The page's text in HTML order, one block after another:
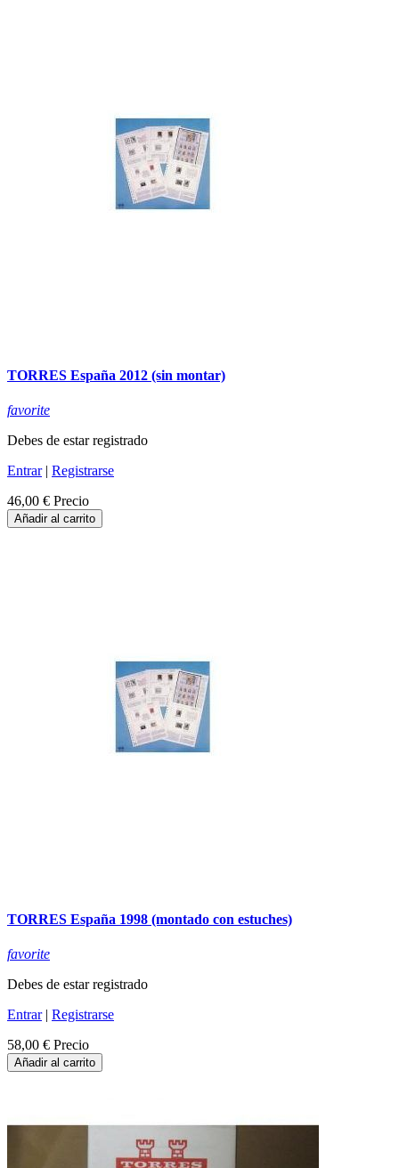
TORRES España 2012 (sin montar)
favorite
Debes de estar registrado
Entrar| Registrarse
46,00 € Precio
Añadir al carrito
TORRES España 1998 (montado con estuches)
favorite
Debes de estar registrado
Entrar| Registrarse
58,00 € Precio
Añadir al carrito